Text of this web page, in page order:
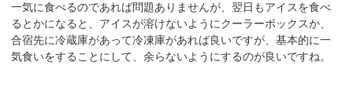
一気に食べるのであれば問題ありませんが、翌日もアイスを食べ
るとかになると、アイスが溶けないようにクーラーボックスか、
合宿先に冷蔵庫があって冷凍庫があれば良いですが、基本的に一
気食いをすることにして、余らないようにするのが良いですね。